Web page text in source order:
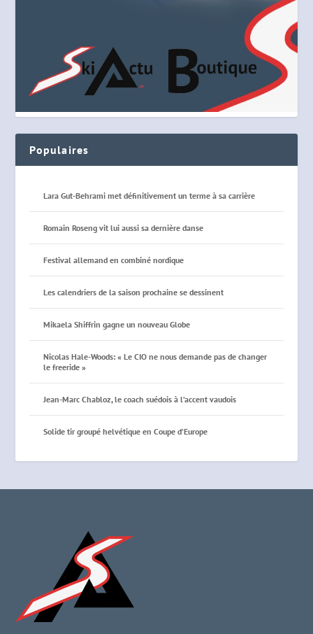
Populaires
Lara Gut-Behrami met définitivement un terme à sa carrière
Romain Roseng vit lui aussi sa dernière danse
Festival allemand en combiné nordique
Les calendriers de la saison prochaine se dessinent
Mikaela Shiffrin gagne un nouveau Globe
Nicolas Hale-Woods: « Le CIO ne nous demande pas de changer
le freeride »
Jean-Marc Chabloz, le coach suédois à l’accent vaudois
Solide tir groupé helvétique en Coupe d’Europe